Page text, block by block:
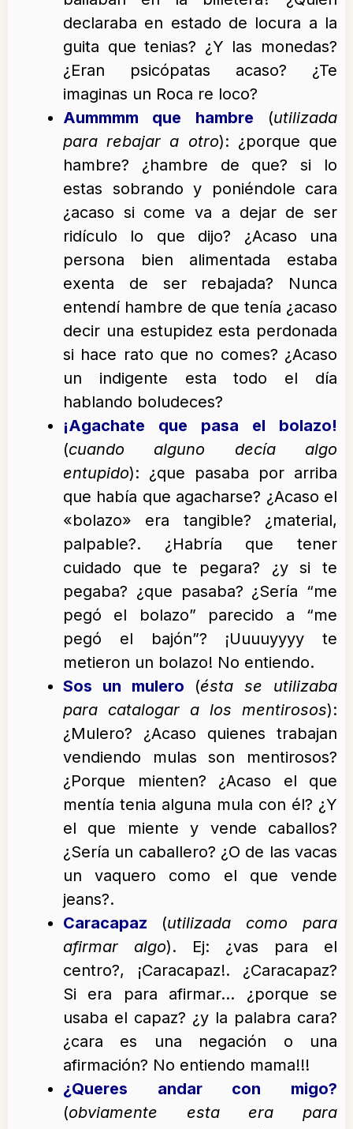
declaraba en estado de locura a la
guita que tenias? ¿Y las monedas?
¿Eran psicópatas acaso? ¿Te
imaginas un Roca re loco?
Aummmm que hambre (utilizada
para rebajar a otro): ¿porque que
hambre? ¿hambre de que? si lo
estas sobrando y poniéndole cara
¿acaso si come va a dejar de ser
ridículo lo que dijo? ¿Acaso una
persona bien alimentada estaba
exenta de ser rebajada? Nunca
entendí hambre de que tenía ¿acaso
decir una estupidez esta perdonada
si hace rato que no comes? ¿Acaso
un indigente esta todo el día
hablando boludeces?
¡Agachate que pasa el bolazo!
(cuando alguno decía algo
entupido): ¿que pasaba por arriba
que había que agacharse? ¿Acaso el
«bolazo» era tangible? ¿material,
palpable?. ¿Habría que tener
cuidado que te pegara? ¿y si te
pegaba? ¿que pasaba? ¿Sería “me
pegó el bolazo” parecido a “me
pegó el bajón”? ¡Uuuuyyyy te
metieron un bolazo! No entiendo.
Sos un mulero (ésta se utilizaba
para catalogar a los mentirosos):
¿Mulero? ¿Acaso quienes trabajan
vendiendo mulas son mentirosos?
¿Porque mienten? ¿Acaso el que
mentía tenia alguna mula con él? ¿Y
el que miente y vende caballos?
¿Sería un caballero? ¿O de las vacas
un vaquero como el que vende
jeans?.
Caracapaz (utilizada como para
afirmar algo). Ej: ¿vas para el
centro?, ¡Caracapaz!. ¿Caracapaz?
Si era para afirmar… ¿porque se
usaba el capaz? ¿y la palabra cara?
¿cara es una negación o una
afirmación? No entiendo mama!!!
¿Queres andar con migo?
(obviamente esta era para